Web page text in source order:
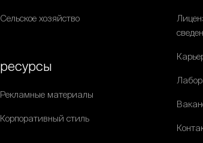
Сельское хозяйство
ресурсы
Рекламные материалы
Корпоративный стиль